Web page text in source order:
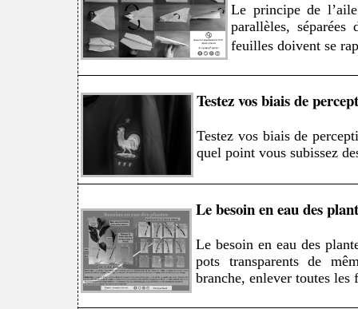
Le principe de
parallèles,
feuilles doivent se
Testez vos biais de
Testez vos biais de
quel point vous subissez
Le besoin en eau des
Le besoin en eau des
pots transparents de
branche, enlever toutes les